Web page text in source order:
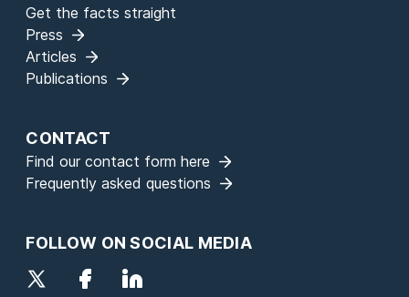
Get the facts straight
Press
Articles
Publications
CONTACT
Find our contact form here
Frequently asked questions
FOLLOW ON SOCIAL MEDIA